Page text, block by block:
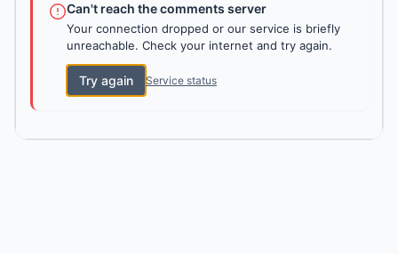
Can't reach the comments server
Your connection dropped or our service is briefly
unreachable. Check your internet and try again.
Try again Service status